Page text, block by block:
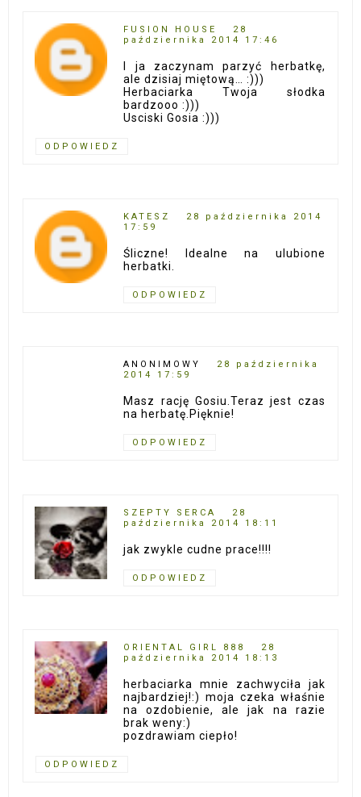
FUSION HOUSE
28
października 2014 17:46
I ja zaczynam parzyć herbatkę,
ale dzisiaj miętową… :)))
Herbaciarka Twoja słodka
bardzooo :)))
Usciski Gosia :)))
ODPOWIEDZ
KATESZ
28 października 2014
17:59
Śliczne! Idealne na ulubione
herbatki.
ODPOWIEDZ
ANONIMOWY
28 października
2014 17:59
Masz rację Gosiu.Teraz jest czas
na herbatę.Pięknie!
ODPOWIEDZ
SZEPTY SERCA
28
października 2014 18:11
jak zwykle cudne prace!!!!
ODPOWIEDZ
ORIENTAL GIRL 888
28
października 2014 18:13
herbaciarka mnie zachwyciła jak
najbardziej!:) moja czeka właśnie
na ozdobienie, ale jak na razie
brak weny:)
pozdrawiam ciepło!
ODPOWIEDZ